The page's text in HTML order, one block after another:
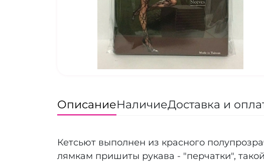
ОписаниеНаличиеДоставка и
Кетсьют выполнен из красного
лямкам пришиты рукава - "перчатки",